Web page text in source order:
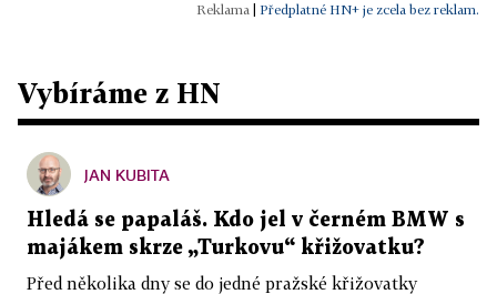
Předplatné HN+ je zcela bez reklam.
Vybíráme z HN
JAN KUBITA
Hledá se papaláš. Kdo jel v černém BMW s
majákem skrze „Turkovu“ křižovatku?
Před několika dny se do jedné pražské křižovatky